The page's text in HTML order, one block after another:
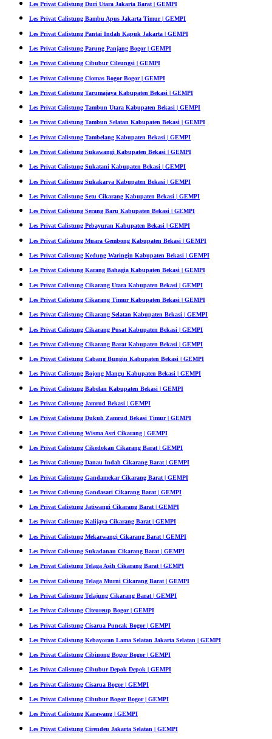
Les Privat Calistung Duri Utara Jakarta Barat | GEMPI
Les Privat Calistung Bambu Apus Jakarta Timur | GEMPI
Les Privat Calistung Pantai Indah Kapuk Jakarta | GEMPI
Les Privat Calistung Parung Panjang Bogor | GEMPI
Les Privat Calistung Cibubur Cileungsi | GEMPI
Les Privat Calistung Ciomas Bogor Bogor | GEMPI
Les Privat Calistung Tarumajaya Kabupaten Bekasi | GEMPI
Les Privat Calistung Tambun Utara Kabupaten Bekasi | GEMPI
Les Privat Calistung Tambun Selatan Kabupaten Bekasi | GEMPI
Les Privat Calistung Tambelang Kabupaten Bekasi | GEMPI
Les Privat Calistung Sukawangi Kabupaten Bekasi | GEMPI
Les Privat Calistung Sukatani Kabupaten Bekasi | GEMPI
Les Privat Calistung Sukakarya Kabupaten Bekasi | GEMPI
Les Privat Calistung Setu Cikarang Kabupaten Bekasi | GEMPI
Les Privat Calistung Serang Baru Kabupaten Bekasi | GEMPI
Les Privat Calistung Pebayuran Kabupaten Bekasi | GEMPI
Les Privat Calistung Muara Gembong Kabupaten Bekasi | GEMPI
Les Privat Calistung Kedung Waringin Kabupaten Bekasi | GEMPI
Les Privat Calistung Karang Bahagia Kabupaten Bekasi | GEMPI
Les Privat Calistung Cikarang Utara Kabupaten Bekasi | GEMPI
Les Privat Calistung Cikarang Timur Kabupaten Bekasi | GEMPI
Les Privat Calistung Cikarang Selatan Kabupaten Bekasi | GEMPI
Les Privat Calistung Cikarang Pusat Kabupaten Bekasi | GEMPI
Les Privat Calistung Cikarang Barat Kabupaten Bekasi | GEMPI
Les Privat Calistung Cabang Bungin Kabupaten Bekasi | GEMPI
Les Privat Calistung Bojong Mangu Kabupaten Bekasi | GEMPI
Les Privat Calistung Babelan Kabupaten Bekasi | GEMPI
Les Privat Calistung Jamrud Bekasi | GEMPI
Les Privat Calistung Dukuh Zamrud Bekasi Timur | GEMPI
Les Privat Calistung Wisma Asri Cikarang | GEMPI
Les Privat Calistung Cikedokan Cikarang Barat | GEMPI
Les Privat Calistung Danau Indah Cikarang Barat | GEMPI
Les Privat Calistung Gandamekar Cikarang Barat | GEMPI
Les Privat Calistung Gandasari Cikarang Barat | GEMPI
Les Privat Calistung Jatiwangi Cikarang Barat | GEMPI
Les Privat Calistung Kalijaya Cikarang Barat | GEMPI
Les Privat Calistung Mekarwangi Cikarang Barat | GEMPI
Les Privat Calistung Sukadanau Cikarang Barat | GEMPI
Les Privat Calistung Telaga Asih Cikarang Barat | GEMPI
Les Privat Calistung Telaga Murni Cikarang Barat | GEMPI
Les Privat Calistung Telajung Cikarang Barat | GEMPI
Les Privat Calistung Citeureup Bogor | GEMPI
Les Privat Calistung Cisarua Puncak Bogor | GEMPI
Les Privat Calistung Kebayoran Lama Selatan Jakarta Selatan | GEMPI
Les Privat Calistung Cibinong Bogor Bogor | GEMPI
Les Privat Calistung Cibubur Depok Depok | GEMPI
Les Privat Calistung Cisarua Bogor | GEMPI
Les Privat Calistung Cibubur Bogor Bogor | GEMPI
Les Privat Calistung Karawang | GEMPI
Les Privat Calistung Cirendeu Jakarta Selatan | GEMPI